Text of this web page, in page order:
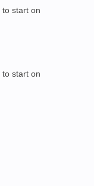
to start on
to start on